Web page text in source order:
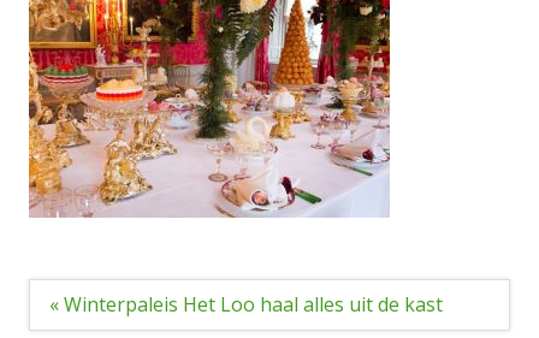
Bericht
navigatie
« Winterpaleis Het Loo haal alles uit de kast